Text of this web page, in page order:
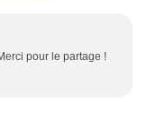
pour le partage !